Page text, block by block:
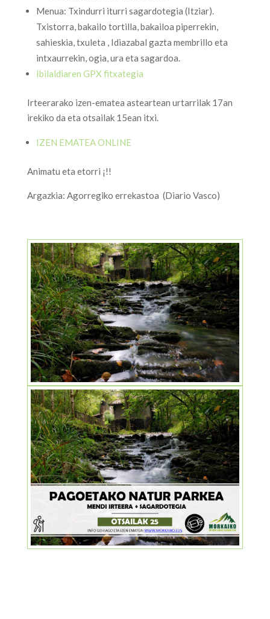
Menua: Txindurri iturri sagardotegia (Itziar).
Txistorra, bakailo tortilla, bakailoa piperrekin,
sahieskia, txuleta , Idiazabal gazta membrillo eta
intxaurrekin, ogia, ura eta sagardoa.
Ibilaldiaren GPX fitxategia
Irteerarako izen-ematea asteartean urtarrilak 17an
irekiko da eta otsailak 15ean itxi.
IZEN EMATEA ONLINE
Animatu eta etorri ¡!!
Argazkia: Agorregiko errekastoa (Diario Vasco)